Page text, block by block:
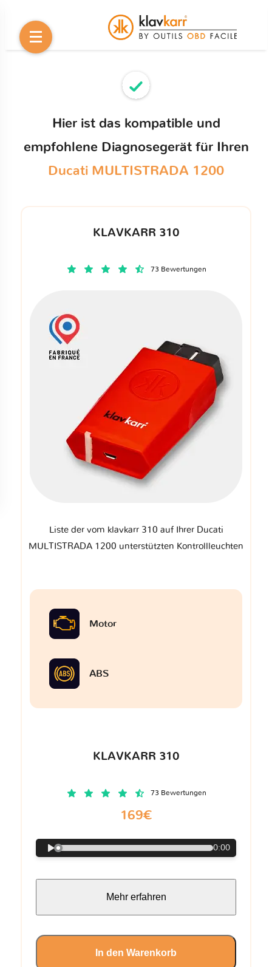
Hier ist das kompatible und
empfohlene Diagnosegerät für Ihren
Ducati MULTISTRADA 1200
KLAVKARR 310
73 Bewertungen
Liste der vom klavkarr 310 auf Ihrer Ducati
MULTISTRADA 1200 unterstützten Kontrollleuchten
Motor
ABS
KLAVKARR 310
73 Bewertungen
169€
0:00
Mehr erfahren
In den Warenkorb